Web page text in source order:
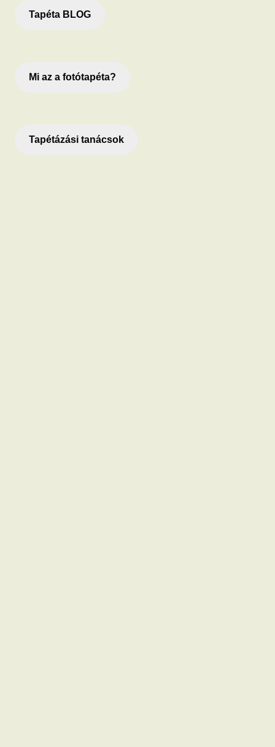
Tapéta BLOG
Mi az a fotótapéta?
Tapétázási tanácsok